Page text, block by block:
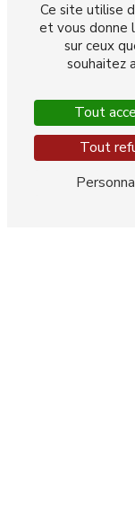
Ce site utilise
et vous donne
sur ceux
souhaitez
Tout
Tout